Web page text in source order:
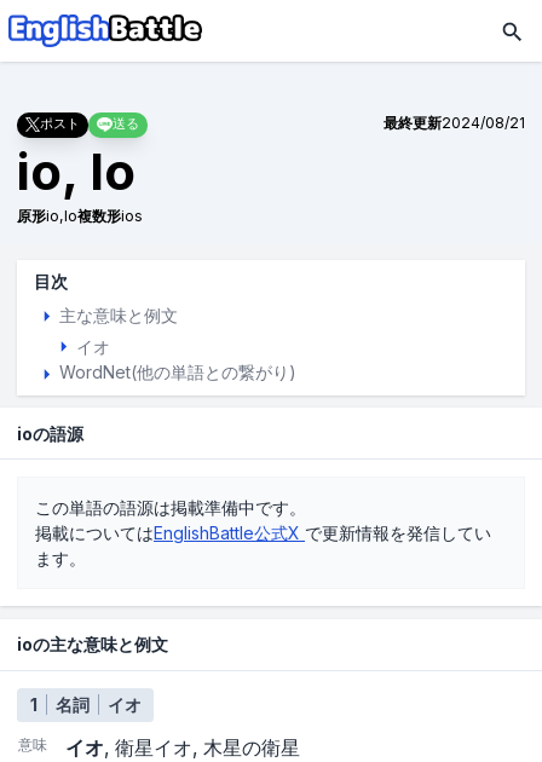
ポスト 送る 最終更新2024/08/21
io, Io
原形io,Io複数形ios
目次
主な意味と例文
イオ
WordNet(他の単語との繋がり)
ioの語源
この単語の語源は掲載準備中です。
掲載についてはEnglishBattle公式X で更新情報を発信してい
ます。
ioの主な意味と例文
1 名詞 イオ
意味 イオ 衛星イオ 木星の衛星